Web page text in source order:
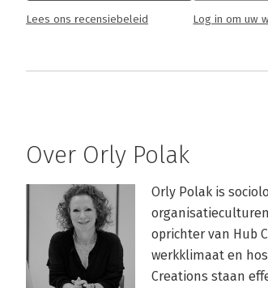
Lees ons recensiebeleid Log in om uw
Over Orly Polak
Orly Polak is
oprichter van Hub
werkklimaat en
Creations staan